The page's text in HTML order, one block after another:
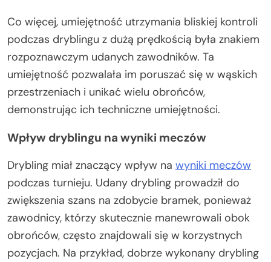
Co więcej, umiejętność utrzymania bliskiej kontroli
podczas dryblingu z dużą prędkością była znakiem
rozpoznawczym udanych zawodników. Ta
umiejętność pozwalała im poruszać się w wąskich
przestrzeniach i unikać wielu obrońców,
demonstrując ich techniczne umiejętności.
Wpływ dryblingu na wyniki meczów
Drybling miał znaczący wpływ na wyniki meczów
podczas turnieju. Udany drybling prowadził do
zwiększenia szans na zdobycie bramek, ponieważ
zawodnicy, którzy skutecznie manewrowali obok
obrońców, często znajdowali się w korzystnych
pozycjach. Na przykład, dobrze wykonany drybling